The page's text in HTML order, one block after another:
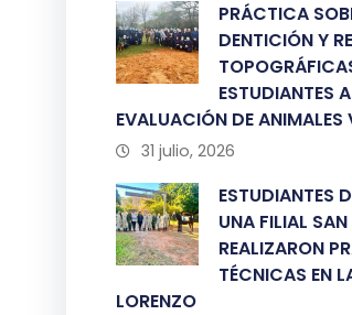
PRÁCTICA
DENTICIÓN Y
ESTUDIANTES
EVALUACIÓN DE ANIMALES
31 julio, 2026
ESTUDIANTES
UNA FILIAL
REALIZARON
TÉCNICAS EN
LORENZO